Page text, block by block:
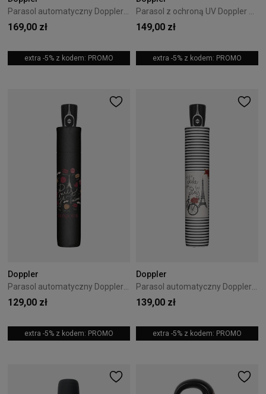
Parasol automatyczny Doppler Carbonsteel Magic Chic
169,00 zł
extra -5% z kodem: PROMO
Parasol z ochroną UV Doppler Zero uni Ultra Sun - Aqua
149,00 zł
extra -5% z kodem: PROMO
Doppler
129,00 zł
extra -5% z kodem: PROMO
Doppler
139,00 zł
extra -5% z kodem: PROMO